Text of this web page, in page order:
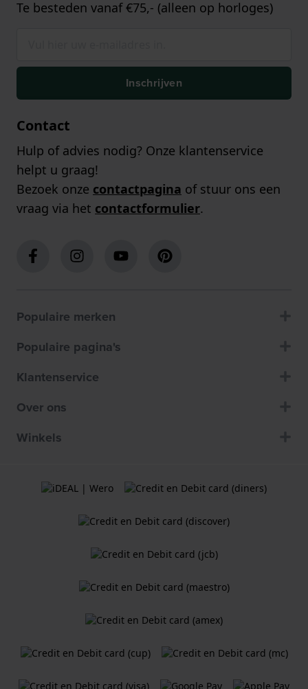
Te besteden vanaf €75,- (alleen op horloges)
Inschrijven
Contact
Hulp of advies nodig? Onze klantenservice
helpt u graag!
Bezoek onze contactpagina of stuur ons een
vraag via het contactformulier.
Populaire merken
Populaire pagina's
Klantenservice
Over ons
Winkels